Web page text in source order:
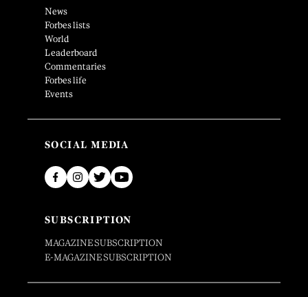
News
Forbes lists
World
Leaderboard
Commentaries
Forbes life
Events
SOCIAL MEDIA
SUBSCRIPTION
MAGAZINE SUBSCRIPTION
E-MAGAZINE SUBSCRIPTION